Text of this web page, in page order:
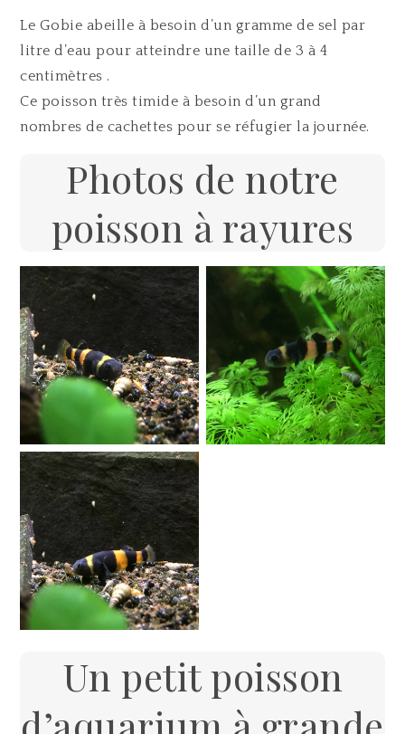
Le Gobie abeille à besoin d’un gramme de sel par
litre d’eau pour atteindre une taille de 3 à 4
centimètres .
Ce poisson très timide à besoin d’un grand
nombres de cachettes pour se réfugier la journée.
Photos de notre
poisson à rayures
Un petit poisson